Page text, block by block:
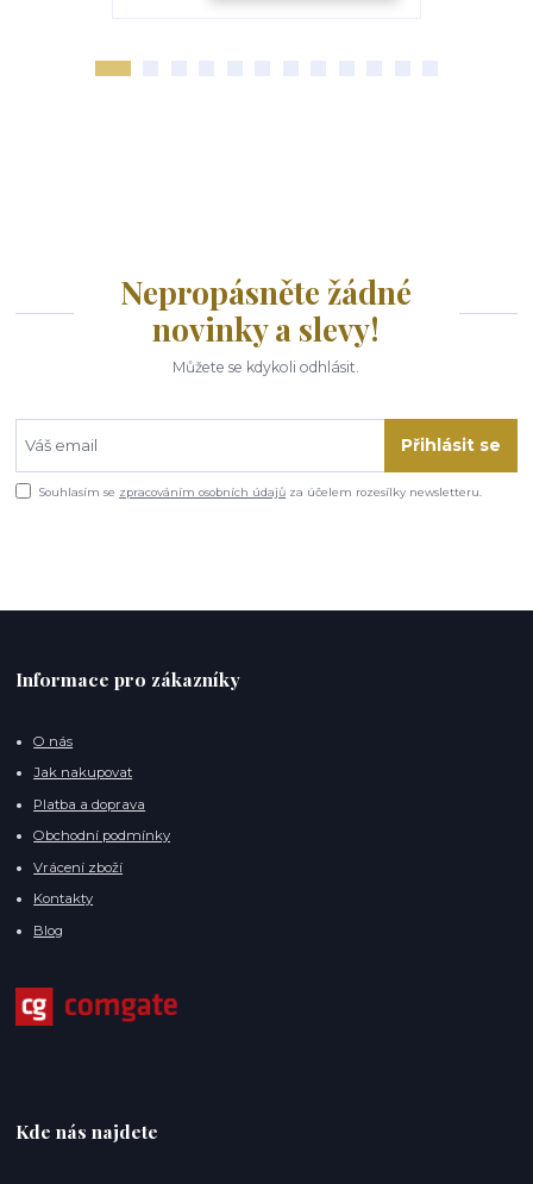
Nepropásněte žádné
novinky a slevy!
Můžete se kdykoli odhlásit.
Přihlásit se
Souhlasím se zpracováním osobních údajů za účelem rozesílky newsletteru.
Informace pro zákazníky
O nás
Jak nakupovat
Platba a doprava
Obchodní podmínky
Vrácení zboží
Kontakty
Blog
Kde nás najdete